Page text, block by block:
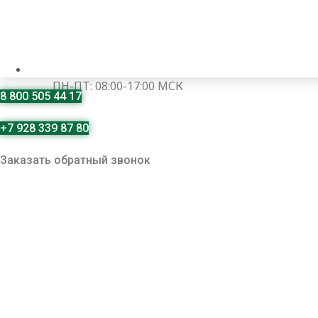
ПН-ПТ: 08:00-17:00 МСК
8 800 505 44 17
+7 928 339 87 80
Заказать обратный звонок